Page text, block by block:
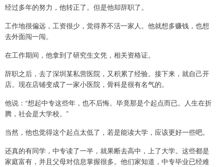
经过多年的努力，他转正了。但是他却辞职了。
工作地很偏远，工资很少，觉得养不活一家人。他就想多赚钱，也想
去外面闯一闯。
在工作期间，他拿到了研究生文凭，相关资格证。
辞职之后，去了深圳某私营医院，又积累了经验。接下来，就自己开
店。现在店铺变成了一家小医院，骨科是很有名气的。
他说：“想起中专这些年，也不后悔。毕竟那是个起点而已。人生在折
腾，社会是大学校。”
当然，他也觉得这个起点太低了，若是能读大学，应该更好一些吧。
还真的有同学，中专读了一半，就果断去高中，上了大学。这些都是
家庭富有，并且父母对信息掌握很多。他们家知道，中专毕业已经难